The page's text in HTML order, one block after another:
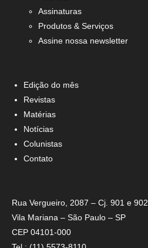
Assinaturas
Produtos & Serviços
Assine nossa newsletter
Edição do mês
Revistas
Matérias
Notícias
Colunistas
Contato
Rua Vergueiro, 2087 – Cj. 901 e 902
Vila Mariana – São Paulo – SP
CEP 04101-000